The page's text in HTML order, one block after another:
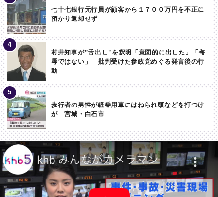
七十七銀行元行員が顧客から１７００万円を不正に
預かり返却せず
村井知事が”舌出し”を釈明「意図的に出した」「侮
辱ではない」 批判受けた参政党めぐる発言後の行
動
歩行者の男性が軽乗用車にはねられ頭などを打つけ
が 宮城・白石市